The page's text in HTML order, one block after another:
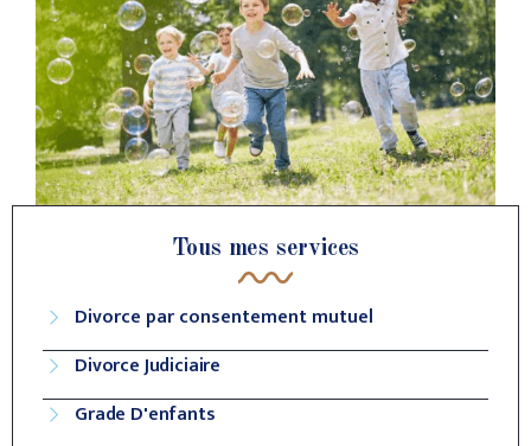
Tous mes services
Divorce par consentement mutuel
Divorce Judiciaire
Grade D'enfants